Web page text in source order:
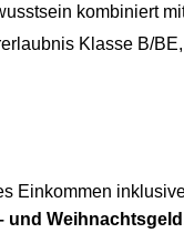
kombiniert
Klasse B/
Einkommen
und Weihnachtsgeld